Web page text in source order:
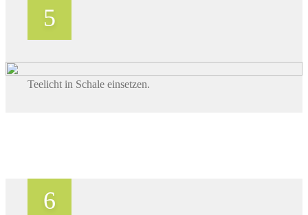
Teelicht in Schale einsetzen.